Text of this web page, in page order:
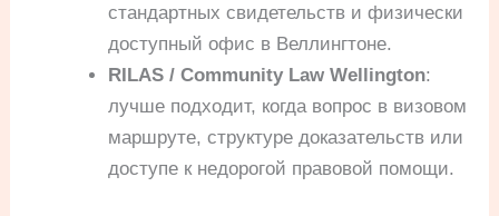
стандартных свидетельств и физически
доступный офис в Веллингтоне.
RILAS / Community Law Wellington:
лучше подходит, когда вопрос в визовом
маршруте, структуре доказательств или
доступе к недорогой правовой помощи.